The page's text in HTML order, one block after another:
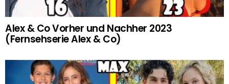
Alex & Co Vorher und Nachher 2023
(Fernsehserie Alex & Co)